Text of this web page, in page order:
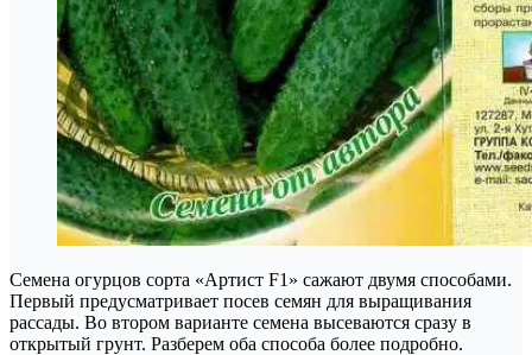
Семена огурцов сорта «Артист F1» сажают двумя способами.
Первый предусматривает посев семян для выращивания
рассады. Во втором варианте семена высеваются сразу в
открытый грунт. Разберем оба способа более подробно.